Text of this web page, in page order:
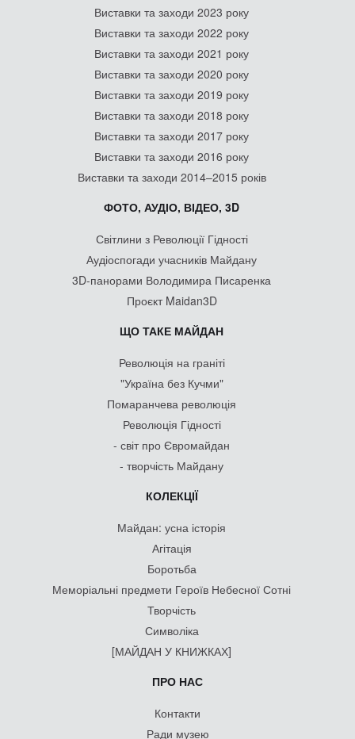
Виставки та заходи 2023 року
Виставки та заходи 2022 року
Виставки та заходи 2021 року
Виставки та заходи 2020 року
Виставки та заходи 2019 року
Виставки та заходи 2018 року
Виставки та заходи 2017 року
Виставки та заходи 2016 року
Виставки та заходи 2014–2015 років
ФОТО, АУДІО, ВІДЕО, 3D
Світлини з Революції Гідності
Аудіоспогади учасників Майдану
3D-панорами Володимира Писаренка
Проєкт Maidan3D
ЩО ТАКЕ МАЙДАН
Революція на граніті
"Україна без Кучми"
Помаранчева революція
Революція Гідності
- світ про Євромайдан
- творчість Майдану
КОЛЕКЦІЇ
Майдан: усна історія
Агітація
Боротьба
Меморіальні предмети Героїв Небесної Сотні
Творчість
Символіка
[МАЙДАН У КНИЖКАХ]
ПРО НАС
Контакти
Ради музею